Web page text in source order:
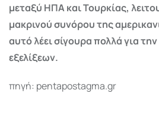
μεταξύ ΗΠΑ και Τουρκίας,
μακρινού συνόρου της
αυτό λέει σίγουρα πολλά για
εξελίξεων.
πηγή: pentapostagma.gr